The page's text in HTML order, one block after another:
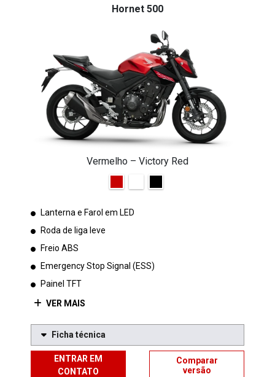
Hornet 500
Vermelho – Victory Red
Lanterna e Farol em LED
Roda de liga leve
Freio ABS
Emergency Stop Signal (ESS)
Painel TFT
VER MAIS
Ficha técnica
ENTRAR EM
CONTATO
Comparar
versão